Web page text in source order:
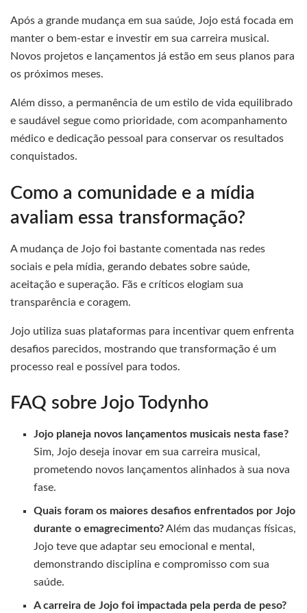
Após a grande mudança em sua saúde, Jojo está focada em
manter o bem-estar e investir em sua carreira musical.
Novos projetos e lançamentos já estão em seus planos para
os próximos meses.
Além disso, a permanência de um estilo de vida equilibrado
e saudável segue como prioridade, com acompanhamento
médico e dedicação pessoal para conservar os resultados
conquistados.
Como a comunidade e a mídia
avaliam essa transformação?
A mudança de Jojo foi bastante comentada nas redes
sociais e pela mídia, gerando debates sobre saúde,
aceitação e superação. Fãs e críticos elogiam sua
transparência e coragem.
Jojo utiliza suas plataformas para incentivar quem enfrenta
desafios parecidos, mostrando que transformação é um
processo real e possível para todos.
FAQ sobre Jojo Todynho
Jojo planeja novos lançamentos musicais nesta fase?
Sim, Jojo deseja inovar em sua carreira musical,
prometendo novos lançamentos alinhados à sua nova
fase.
Quais foram os maiores desafios enfrentados por Jojo
durante o emagrecimento?Além das mudanças físicas,
Jojo teve que adaptar seu emocional e mental,
demonstrando disciplina e compromisso com sua
saúde.
A carreira de Jojo foi impactada pela perda de peso?